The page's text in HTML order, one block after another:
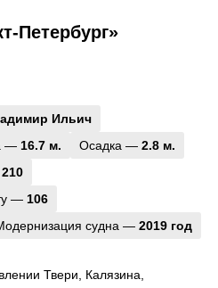
Петербург»
Ильич
— 16.7 м. Осадка — 2.8 м.
210
— 106
судна — 2019 год
Твери, Калязина,